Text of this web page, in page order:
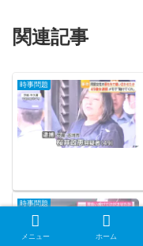
関連記事
時事問題
時事問題
メニュー ホーム